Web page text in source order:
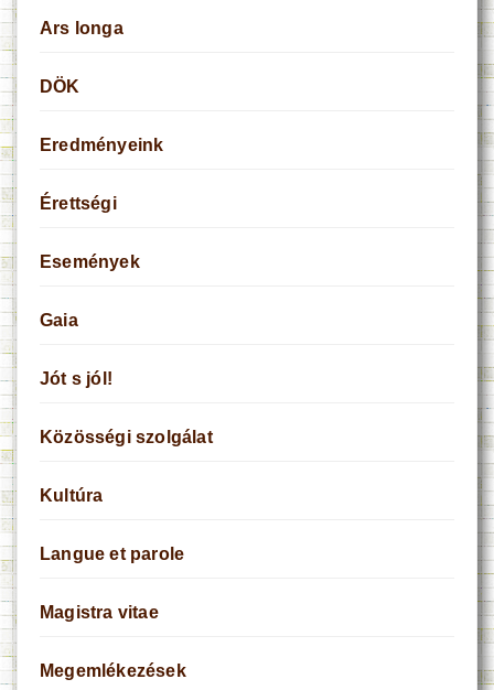
Ars longa
DÖK
Eredményeink
Érettségi
Események
Gaia
Jót s jól!
Közösségi szolgálat
Kultúra
Langue et parole
Magistra vitae
Megemlékezések